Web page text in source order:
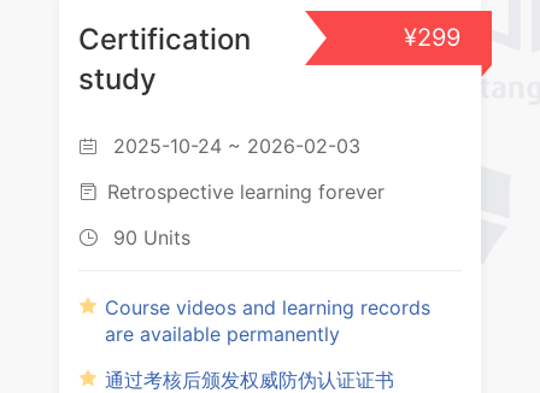
¥299
Certification
study
 2025-10-24 ~ 2026-02-03
 Retrospective learning forever
 90 Units
Course videos and learning records
are available permanently
通过考核后颁发权威防伪认证证书